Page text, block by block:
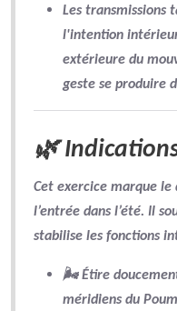
Les transmissions
l'intention
extérieure du
geste se produire
🌿
Cet exercice marque le
l’entrée dans l’été. Il
stabilise les fonctions
🌬 Étire
méridiens du